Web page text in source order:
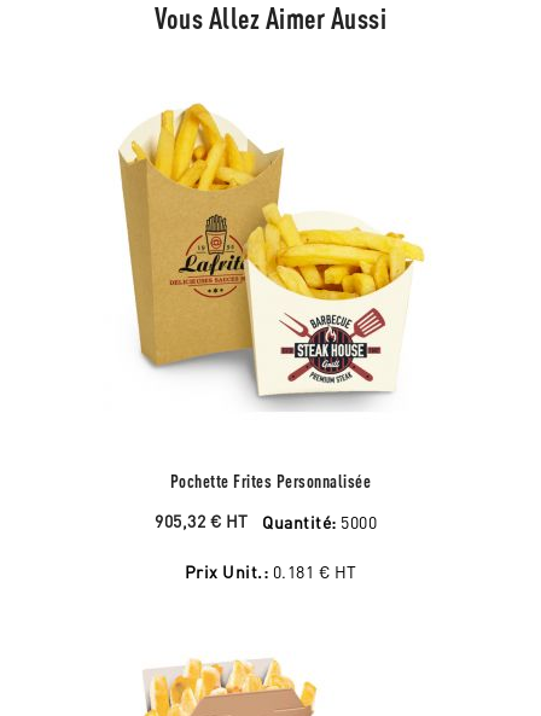
Vous Allez Aimer Aussi
Pochette Frites Personnalisée
905,32 € HT Quantité: 5000
Prix Unit.: 0.181 € HT